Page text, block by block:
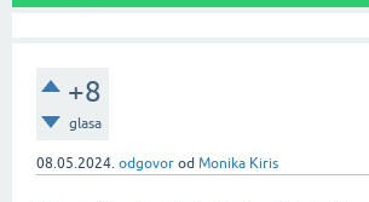
+8
glasa
08.05.2024. odgovor od Monika Kiris